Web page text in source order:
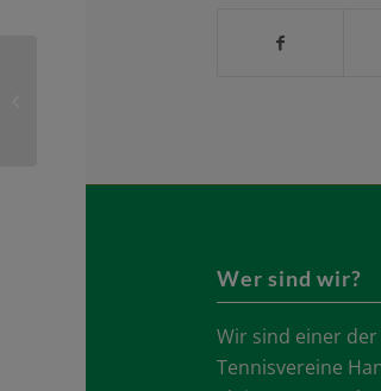
Wer sind wir?
Wir sind einer
Tennisvereine